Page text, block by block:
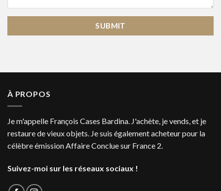
À PROPOS
Je m'appelle François Cases Bardina. J'achète, je vends, et je
restaure de vieux objets. Je suis également acheteur pour la
célèbre émission Affaire Conclue sur France 2.
Suivez-moi sur les réseaux sociaux !